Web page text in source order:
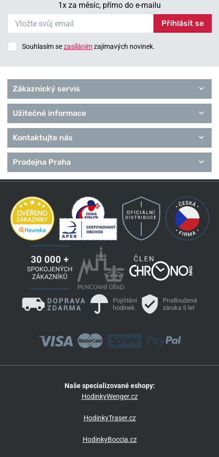
1x za měsíc, přímo do e-mailu
Přihlásit se
Souhlasím sezasílánímzajímavých novinek.
Zákaznický servis
Užitečné informace
Kontaktujte nás
Prodejna Praha
Pojištění
hodinek
Prodloužená
záruka 5 let
Naše specializované eshopy:
HodinkyWenger.cz
HodinkyTraser.cz
HodinkyBoccia.cz